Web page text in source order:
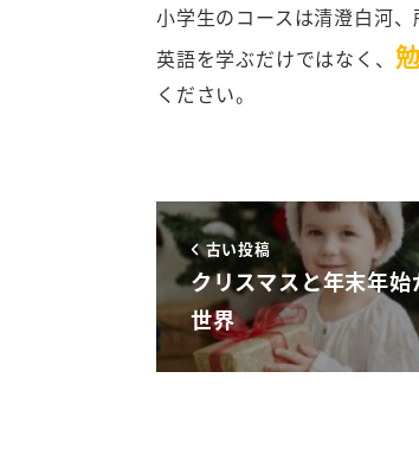
小学生のコースは清澄白河
英語を学ぶだけではなく、
ください。
古い投稿
クリスマスと年末年
世界